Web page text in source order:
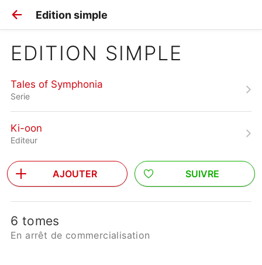
Edition simple
EDITION SIMPLE
Tales of Symphonia
Serie
Ki-oon
Editeur
AJOUTER SUIVRE
6 tomes
En arrêt de commercialisation